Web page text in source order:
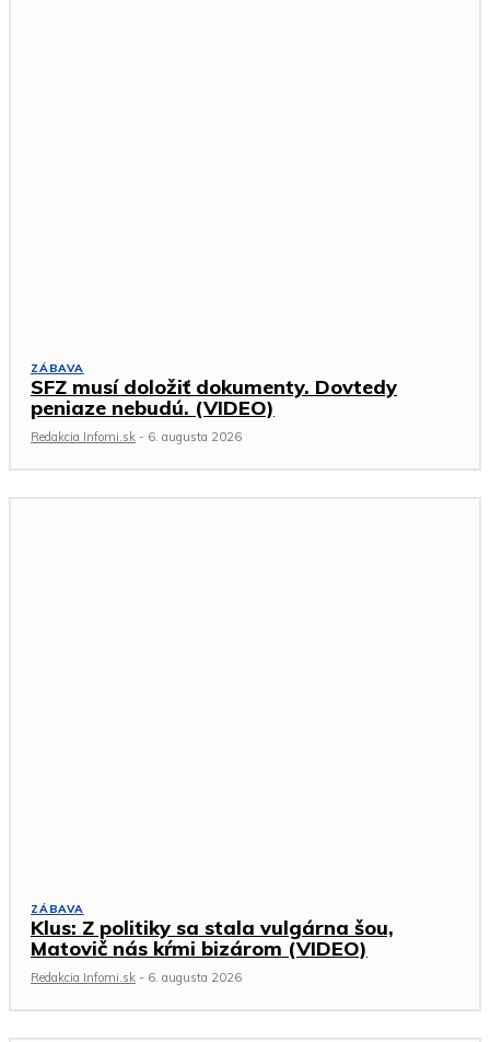
ZÁBAVA
SFZ musí doložiť dokumenty. Dovtedy
peniaze nebudú. (VIDEO)
Redakcia Infomi.sk - 6. augusta 2026
ZÁBAVA
Klus: Z politiky sa stala vulgárna šou,
Matovič nás kŕmi bizárom (VIDEO)
Redakcia Infomi.sk - 6. augusta 2026